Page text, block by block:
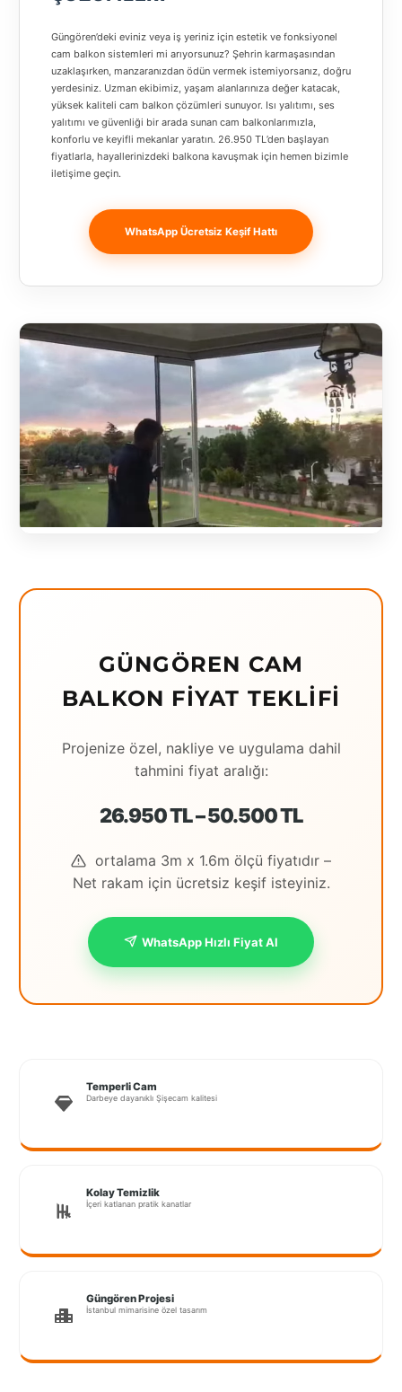
Güngören’deki eviniz veya iş yeriniz için estetik ve fonksiyonel
cam balkon sistemleri mi arıyorsunuz? Şehrin karmaşasından
uzaklaşırken, manzaranızdan ödün vermek istemiyorsanız, doğru
yerdesiniz. Uzman ekibimiz, yaşam alanlarınıza değer katacak,
yüksek kaliteli cam balkon çözümleri sunuyor. Isı yalıtımı, ses
yalıtımı ve güvenliği bir arada sunan cam balkonlarımızla,
konforlu ve keyifli mekanlar yaratın. 26.950 TL’den başlayan
fiyatlarla, hayallerinizdeki balkona kavuşmak için hemen bizimle
iletişime geçin.
WhatsApp Ücretsiz Keşif Hattı
GÜNGÖREN CAM
BALKON FIYAT TEKLIFI
Projenize özel, nakliye ve uygulama dahil
tahmini fiyat aralığı:
26.950 TL – 50.500 TL
ortalama 3m x 1.6m ölçü fiyatıdır –
Net rakam için ücretsiz keşif isteyiniz.
WhatsApp Hızlı Fiyat Al
Temperli Cam
Darbeye dayanıklı Şişecam kalitesi
Kolay Temizlik
İçeri katlanan pratik kanatlar
Güngören Projesi
İstanbul mimarisine özel tasarım